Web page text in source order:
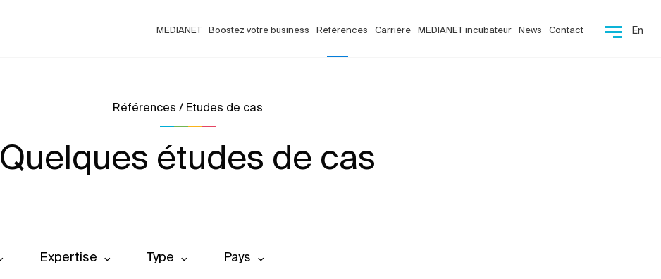
MEDIANET Boostez votre business Références Carrière MEDIANET incubateur News Contact En
Références / Etudes de cas
Quelques études de cas
Expertise Type Pays